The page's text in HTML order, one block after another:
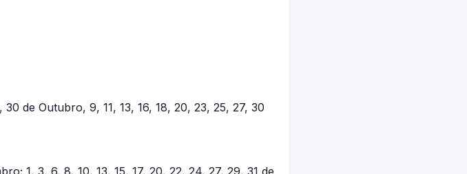
de Outubro, 9, 11, 13, 16, 18, 20, 23, 25, 27, 30
1, 3, 6, 8, 10, 13, 15, 17, 20, 22, 24, 27, 29, 31 de